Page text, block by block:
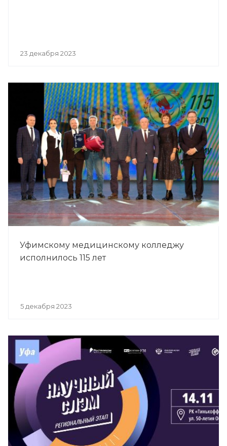
23 декабря 2023
Уфимскому медицинскому колледжу
исполнилось 115 лет
5 декабря 2023